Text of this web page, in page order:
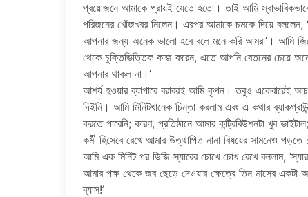
প্রয়োজনে আমাকে প্রায়ই যেতে হতো। তাই আমি
পরিজনের খোঁজখবর নিলেন। এরপর আমাকে চমকে দিয়ে বললেন,
আপনার জন্য অনেক ভালো হবে বলে মনে করি আমরা’। আমি
থেকে চুক্তিভিত্তিক কাজ করেন, এতে আপনি বেতনের চেয়ে
আপনার থাকল না।’
আশর্য হওয়ার ব্যাপারে বরাবরই আমি কৃপন। তবুও একেবারেই
দিইনি। আমি মিনিটখানেক চিন্তা করলাম এবং এ কথার
করতে পারেনি; কারণ, প্রতিষ্ঠানে আমার কন্ট্রিবিউশনটা খুব
কর্মী হিসেবে রেখে আমার উত্থাপিত নানা বিষয়ের সামনেও
আমি এক মিনিট পর ডিজি স্যারের চোখে চোখ রেখে বললাম,
আমার পক্ষ থেকে জব ছেড়ে দেওয়ার ক্ষেত্রে তিন মাসের
ব্যাস!’